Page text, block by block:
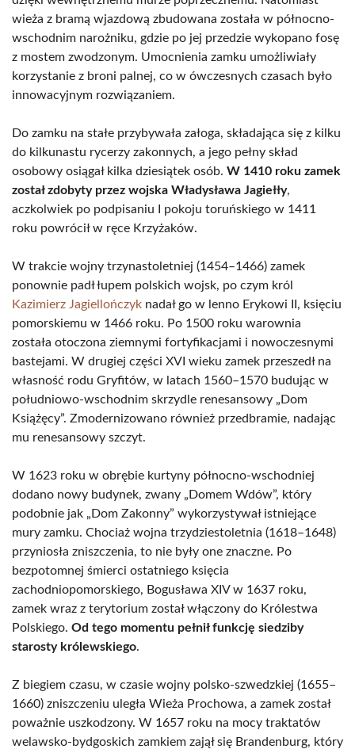
wieża z bramą wjazdową zbudowana została w północno-
wschodnim narożniku, gdzie po jej przedzie wykopano fosę
z mostem zwodzonym. Umocnienia zamku umożliwiały
korzystanie z broni palnej, co w ówczesnych czasach było
innowacyjnym rozwiązaniem.
Do zamku na stałe przybywała załoga, składająca się z kilku
do kilkunastu rycerzy zakonnych, a jego pełny skład
osobowy osiągał kilka dziesiątek osób. W 1410 roku zamek
został zdobyty przez wojska Władysława Jagiełły,
aczkolwiek po podpisaniu I pokoju toruńskiego w 1411
roku powrócił w ręce Krzyżaków.
W trakcie wojny trzynastoletniej (1454–1466) zamek
ponownie padł łupem polskich wojsk, po czym król
Kazimierz Jagiellończyk nadał go w lenno Erykowi II, księciu
pomorskiemu w 1466 roku. Po 1500 roku warownia
została otoczona ziemnymi fortyfikacjami i nowoczesnymi
bastejami. W drugiej części XVI wieku zamek przeszedł na
własność rodu Gryfitów, w latach 1560–1570 budując w
południowo-wschodnim skrzydle renesansowy „Dom
Książęcy”. Zmodernizowano również przedbramie, nadając
mu renesansowy szczyt.
W 1623 roku w obrębie kurtyny północno-wschodniej
dodano nowy budynek, zwany „Domem Wdów”, który
podobnie jak „Dom Zakonny” wykorzystywał istniejące
mury zamku. Chociaż wojna trzydziestoletnia (1618–1648)
przyniosła zniszczenia, to nie były one znaczne. Po
bezpotomnej śmierci ostatniego księcia
zachodniopomorskiego, Bogusława XIV w 1637 roku,
zamek wraz z terytorium został włączony do Królestwa
Polskiego. Od tego momentu pełnił funkcję siedziby
starosty królewskiego.
Z biegiem czasu, w czasie wojny polsko-szwedzkiej (1655–
1660) zniszczeniu uległa Wieża Prochowa, a zamek został
poważnie uszkodzony. W 1657 roku na mocy traktatów
welawsko-bydgoskich zamkiem zajął się Brandenburg, który